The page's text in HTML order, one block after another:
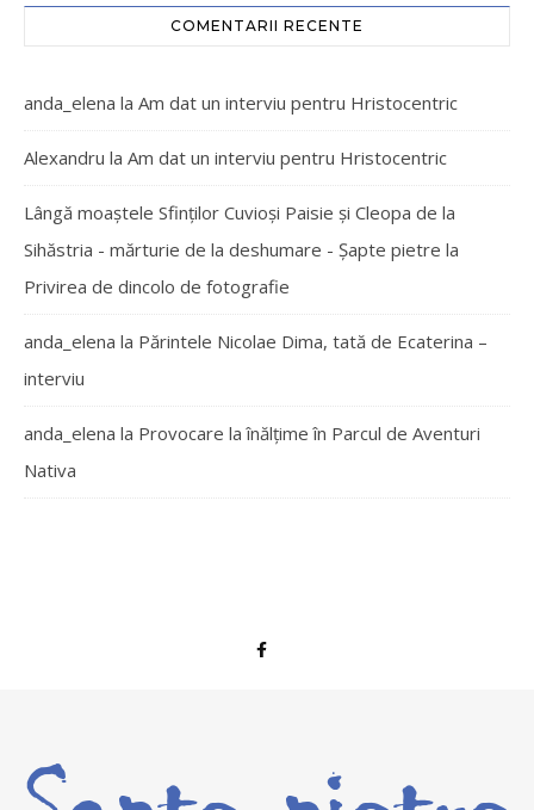
COMENTARII RECENTE
anda_elena la Am dat un interviu pentru Hristocentric
Alexandru la Am dat un interviu pentru Hristocentric
Lângă moaștele Sfinților Cuvioși Paisie și Cleopa de la
Sihăstria - mărturie de la deshumare - Şapte pietre la
Privirea de dincolo de fotografie
anda_elena la Părintele Nicolae Dima, tată de Ecaterina –
interviu
anda_elena la Provocare la înălțime în Parcul de Aventuri
Nativa